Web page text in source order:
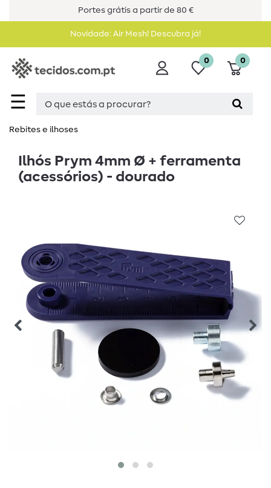
Portes grátis a partir de 80 €
Novidade: Air Mesh! Descubra já!
☰
0 0
Rebites e ilhoses
Ilhós Prym 4mm Ø + ferramenta
(acessórios) - dourado